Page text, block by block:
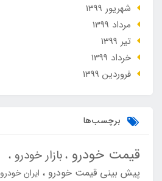
شهریور 1399
مرداد 1399
تير 1399
خرداد 1399
فروردین 1399
برچسب‌ها
قیمت خودرو بازار خودرو
پیش بینی قیمت خودرو ایران خودرو